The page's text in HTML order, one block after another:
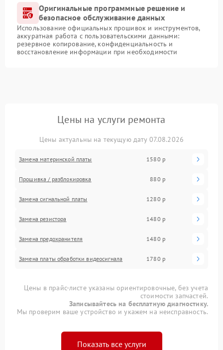
Оригинальные программные решение и
безопасное обслуживание данных
Использование официальных прошивок и инструментов,
аккуратная работа с пользовательскими данными:
резервное копирование, конфиденциальность и
восстановление информации при необходимости
Цены на услуги ремонта
Цены актуальны на текущую дату 07.08.2026
Замена материнской платы 1580 р
Прошивка / разблокировка 880 р
Замена сигнальной платы 1280 р
Замена резистора 1480 р
Замена предохранителя 1480 р
Замена платы обработки видеосигнала 1780 р
Цены в прайс-листе указаны ориентировочные, без учета
стоимости запчастей.
Записывайтесь на бесплатную диагностику.
Мы проверим ваше устройство и укажем на неисправность.
Показать все услуги